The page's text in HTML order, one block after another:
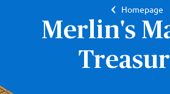
Homepage
Merlin's